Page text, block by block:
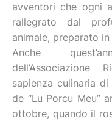
avventori che ogni
rallegrato dal
animale, preparato
Anche
dell’Associazione
sapienza culinaria
de “Lu Porcu Meu”
ottobre, quando il